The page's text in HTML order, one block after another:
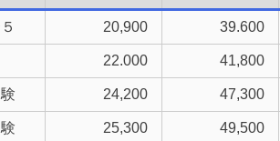
20,900 39.600
22.000 41,800
24,200 47,300
25,300 49,500